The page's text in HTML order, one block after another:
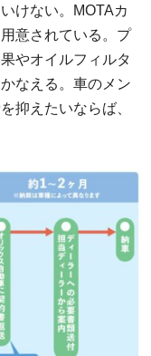
けない。MOTAカ
意されている。プ
やオイルフィルタ
なえる。車のメン
抑えたいならば、